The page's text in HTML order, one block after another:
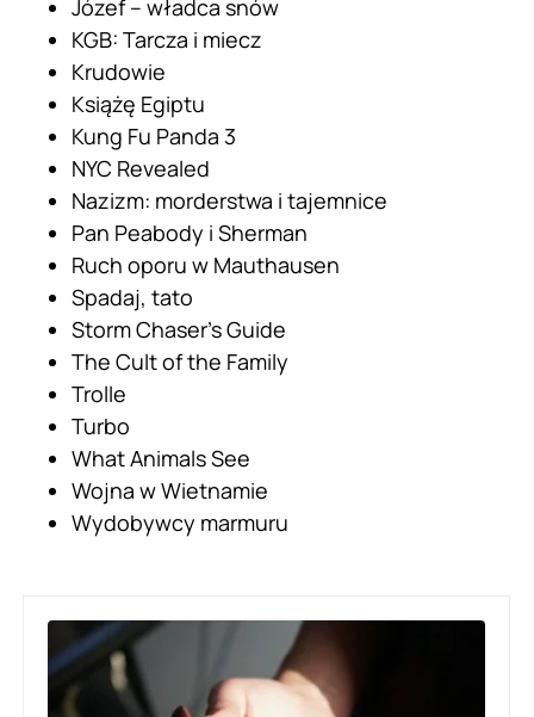
Józef – władca snów
KGB: Tarcza i miecz
Krudowie
Książę Egiptu
Kung Fu Panda 3
NYC Revealed
Nazizm: morderstwa i tajemnice
Pan Peabody i Sherman
Ruch oporu w Mauthausen
Spadaj, tato
Storm Chaser’s Guide
The Cult of the Family
Trolle
Turbo
What Animals See
Wojna w Wietnamie
Wydobywcy marmuru